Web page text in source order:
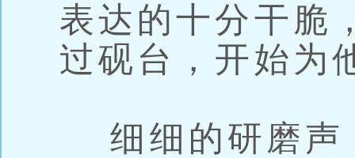
表达的十分干脆
过砚台，开始为
细细的研磨声